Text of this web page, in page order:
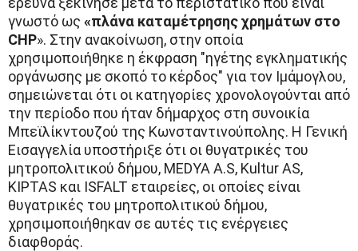
γνωστό ως «πλάνα καταμέτρησης χρημάτων στο
CHP». Στην ανακοίνωση, στην οποία
χρησιμοποιήθηκε η έκφραση "ηγέτης εγκληματικής
οργάνωσης με σκοπό το κέρδος" για τον Ιμάμογλου,
σημειώνεται ότι οι κατηγορίες χρονολογούνται από
την περίοδο που ήταν δήμαρχος στη συνοικία
Μπεϊλίκντουζού της Κωνσταντινούπολης. Η Γενική
Εισαγγελία υποστήριξε ότι οι θυγατρικές του
μητροπολιτικού δήμου, MEDYA A.S, Kultur AS,
KIPTAS και ISFALT εταιρείες, οι οποίες είναι
θυγατρικές του μητροπολιτικού δήμου,
χρησιμοποιήθηκαν σε αυτές τις ενέργειες
διαφθοράς.